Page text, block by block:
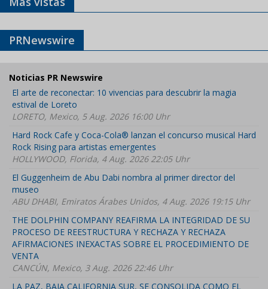
PRNewswire
Noticias PR Newswire
El arte de reconectar: 10 vivencias para descubrir la magia
estival de Loreto
LORETO, Mexico, 5 Aug. 2026 16:00 Uhr
Hard Rock Cafe y Coca-Cola® lanzan el concurso musical Hard
Rock Rising para artistas emergentes
HOLLYWOOD, Florida, 4 Aug. 2026 22:05 Uhr
El Guggenheim de Abu Dabi nombra al primer director del
museo
ABU DHABI, Emiratos Árabes Unidos, 4 Aug. 2026 19:15 Uhr
THE DOLPHIN COMPANY REAFIRMA LA INTEGRIDAD DE SU
PROCESO DE REESTRUCTURA Y RECHAZA Y RECHAZA
AFIRMACIONES INEXACTAS SOBRE EL PROCEDIMIENTO DE
VENTA
CANCÚN, Mexico, 3 Aug. 2026 22:46 Uhr
LA PAZ, BAJA CALIFORNIA SUR, SE CONSOLIDA COMO EL